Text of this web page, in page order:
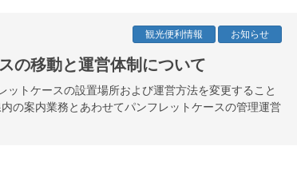
お知らせ
観光便利情報
の移動と運営体制について
トケースの設置場所および運営方法を変更すること
の案内業務とあわせてパンフレットケースの管理運営